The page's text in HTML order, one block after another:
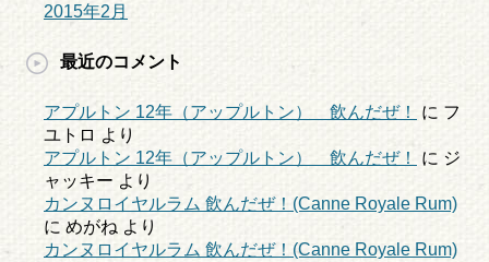
2015年2月
最近のコメント
アプルトン 12年（アップルトン） 飲んだぜ！ に フ
ユトロ より
アプルトン 12年（アップルトン） 飲んだぜ！
に ジ
ャッキー より
カンヌロイヤルラム 飲んだぜ！(Canne Royale Rum)
に めがね より
カンヌロイヤルラム 飲んだぜ！(Canne Royale Rum)